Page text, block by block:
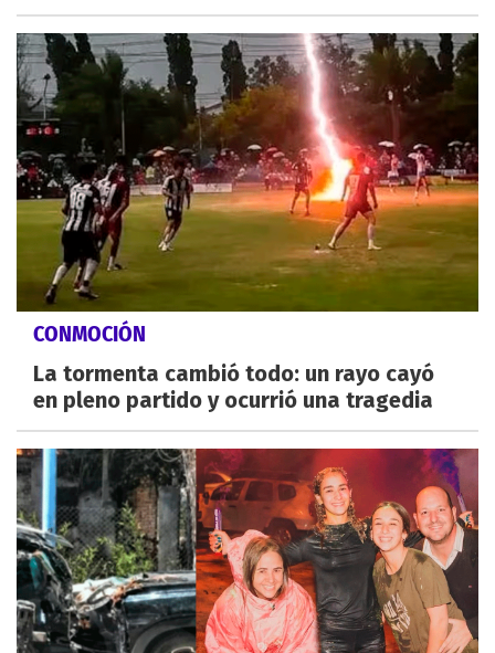
CONMOCIÓN
La tormenta cambió todo: un rayo cayó
en pleno partido y ocurrió una tragedia